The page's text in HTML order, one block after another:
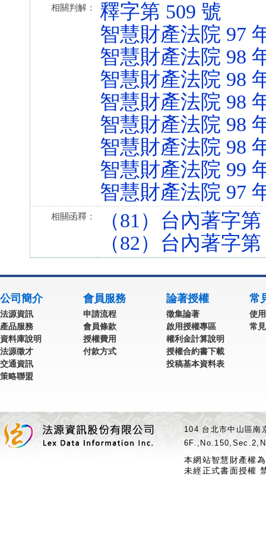
相關判解：
釋字第 509 號
智慧財產法院 97
智慧財產法院 98
智慧財產法院 98
智慧財產法院 98
智慧財產法院 98
智慧財產法院 98
智慧財產法院 99
智慧財產法院 97
相關函釋：
（81）台內著字
（82）台內著字
公司簡介
法源資訊
產品服務
資料庫說明
法源徵才
交通資訊
策略聯盟
會員服務
申請流程
會員條款
授權費用
付款方式
論著授權
徵集論著
啟用授權專區
權利金計算說明
授權合約書下載
投稿基本資料表
常
使
常
104 台北市中山區
本網站智慧財產權
未經正式書面授權